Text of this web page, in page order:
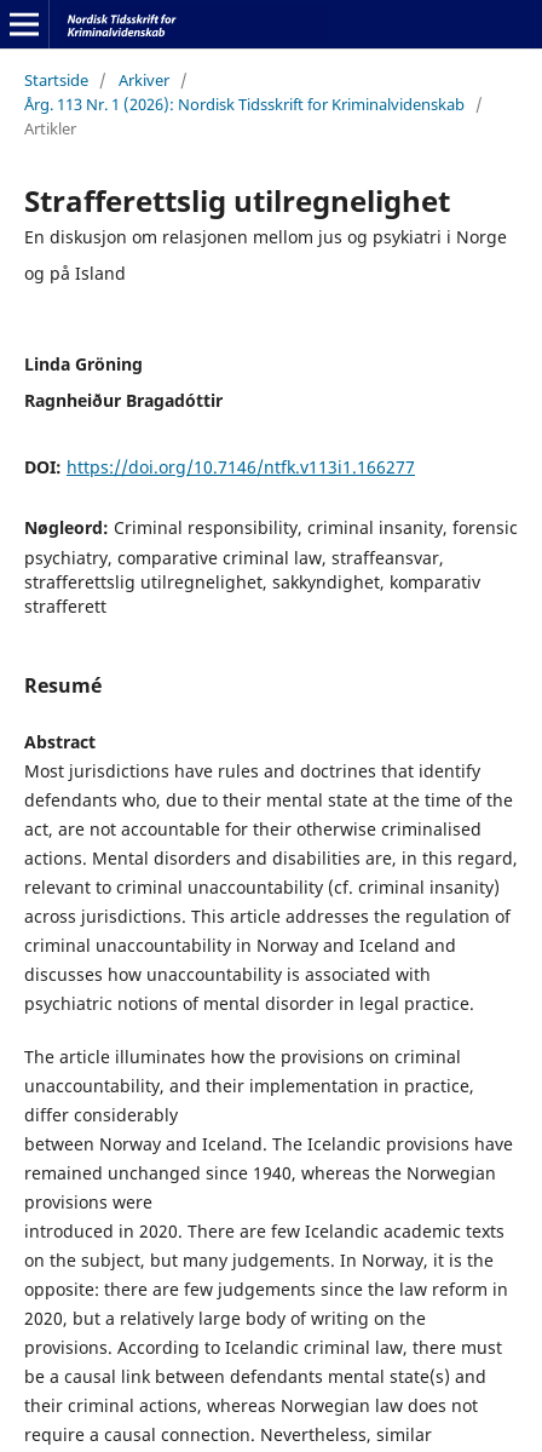
Startside / Arkiver /
Årg. 113 Nr. 1 (2026): Nordisk Tidsskrift for Kriminalvidenskab /
Artikler
Strafferettslig utilregnelighet
En diskusjon om relasjonen mellom jus og psykiatri i Norge
og på Island
Linda Gröning
Ragnheiður Bragadóttir
DOI: https://doi.org/10.7146/ntfk.v113i1.166277
Nøgleord: Criminal responsibility, criminal insanity, forensic
psychiatry, comparative criminal law, straffeansvar,
strafferettslig utilregnelighet, sakkyndighet, komparativ
strafferett
Resumé
Abstract
Most jurisdictions have rules and doctrines that identify
defendants who, due to their mental state at the time of the
act, are not accountable for their otherwise criminalised
actions. Mental disorders and disabilities are, in this regard,
relevant to criminal unaccountability (cf. criminal insanity)
across jurisdictions. This article addresses the regulation of
criminal unaccountability in Norway and Iceland and
discusses how unaccountability is associated with
psychiatric notions of mental disorder in legal practice.
The article illuminates how the provisions on criminal
unaccountability, and their implementation in practice,
differ considerably
between Norway and Iceland. The Icelandic provisions have
remained unchanged since 1940, whereas the Norwegian
provisions were
introduced in 2020. There are few Icelandic academic texts
on the subject, but many judgements. In Norway, it is the
opposite: there are few judgements since the law reform in
2020, but a relatively large body of writing on the
provisions. According to Icelandic criminal law, there must
be a causal link between defendants mental state(s) and
their criminal actions, whereas Norwegian law does not
require a causal connection. Nevertheless, similar